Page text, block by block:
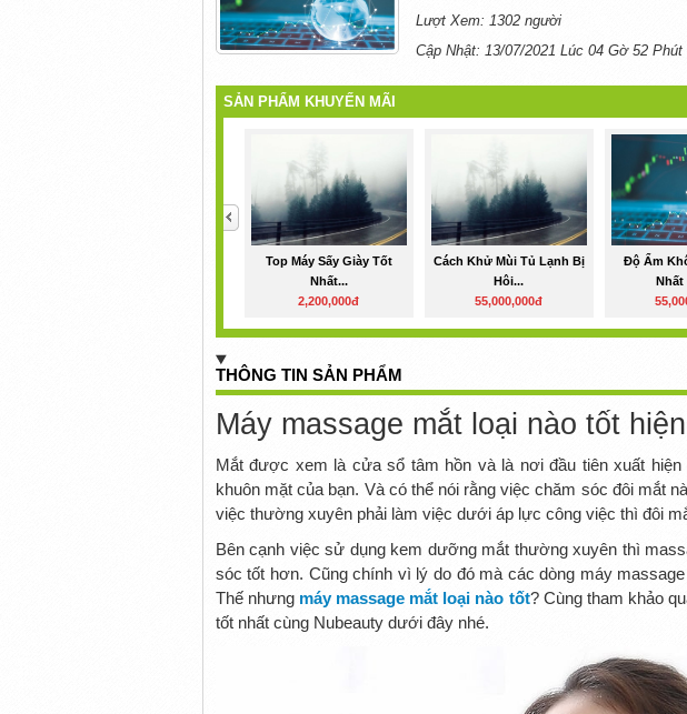
Lượt Xem: 1302 người
Cập Nhật: 13/07/2021 Lúc 04 Gờ 52 Phút
SẢN PHẨM KHUYẾN MÃI
Top Máy Sấy Giày Tốt
Nhất...
2,200,000đ
Cách Khử Mùi Tủ Lạnh Bị
Hôi...
55,000,000đ
Độ Ẩm
Nhất
THÔNG TIN SẢN PHẨM
Máy massage mắt loại nào tốt
Mắt được xem là cửa sổ tâm hồn và là nơi đầu tiên xuất hiện
khuôn mặt của bạn. Và có thể nói rằng việc chăm sóc đôi mắt
việc thường xuyên phải làm việc dưới áp lực công việc thì đôi
Bên cạnh việc sử dụng kem dưỡng mắt thường xuyên thì
sóc tốt hơn. Cũng chính vì lý do đó mà các dòng máy
Thế nhưng máy massage mắt loại nào tốt? Cùng tham khảo
tốt nhất cùng Nubeauty dưới đây nhé.